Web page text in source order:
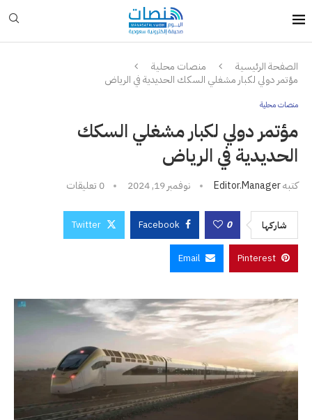
الصفحة الرئيسية
منصات محلية
مؤتمر دولي لكبار مشغلي السكك الحديدية في الرياض
منصات محلية
مؤتمر دولي لكبار مشغلي السكك
الحديدية في الرياض
كتبهEditor.manager نوفمبر 19, 2024 0 تعليقات
شاركها 0
Facebook
Twitter
Pinterest
Email